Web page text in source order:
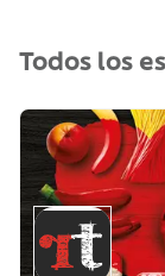
Todos los